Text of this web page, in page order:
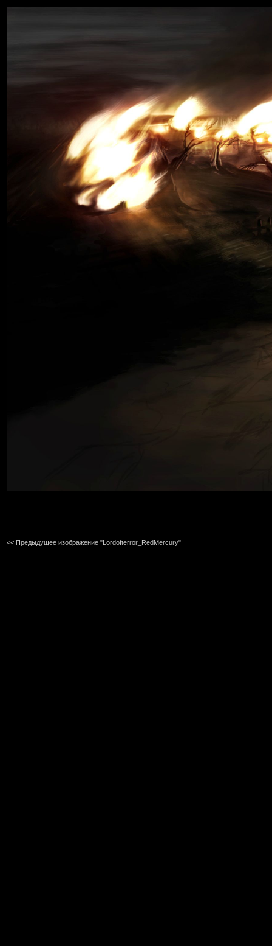
<< Предыдущее изображение "Lordofterror_RedMercury"